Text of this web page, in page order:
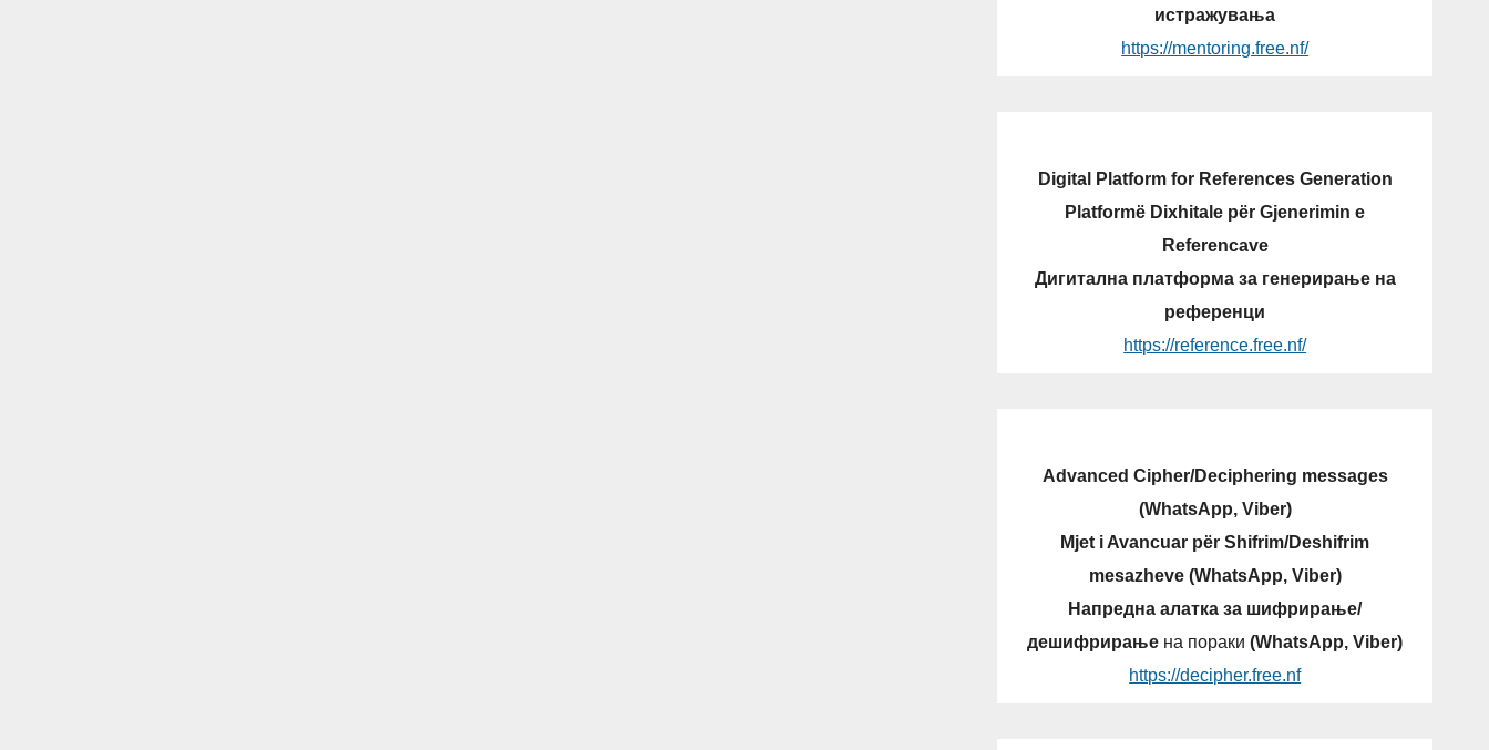
истражувања
https://mentoring.free.nf/
Digital Platform for References Generation
Platformë Dixhitale për Gjenerimin e
Referencave
Дигитална платформа за генерирање на
референци
https://reference.free.nf/
Advanced Cipher/Deciphering messages
(WhatsApp, Viber)
Mjet i Avancuar për Shifrim/Deshifrim
mesazheve (WhatsApp, Viber)
Напредна алатка за шифрирање/
дешифрирање на пораки(WhatsApp, Viber)
https://decipher.free.nf